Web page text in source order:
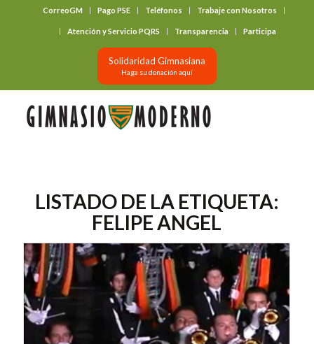
CorreoGM Pago PSE Teléfonos Trabaje con Nosotros
Atención y Servicio PQRS Transparencia Participa
Solidaridad Gimnasiana
Haga su donación aquí
LISTADO DE LA ETIQUETA:
FELIPE ANGEL